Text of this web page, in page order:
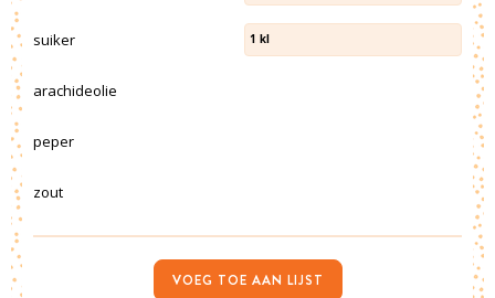
suiker 1 kl
arachideolie
peper
zout
VOEG TOE AAN LIJST